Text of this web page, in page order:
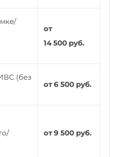
от
14 500 руб.
(без
от 6 500 руб.
от 9 500 руб.